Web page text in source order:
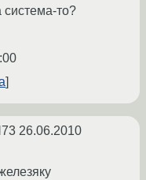
то?
26.06.2010